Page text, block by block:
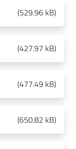
(529.96 kB)
(427.97 kB)
(477.49 kB)
(650.82 kB)